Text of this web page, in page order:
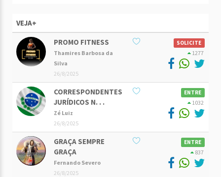
VEJA+
PROMO FITNESS
Thamires Barbosa da
Silva
26/8/2025
SOLICITE
1277
CORRESPONDENTES
JURÍDICOS N. . .
Zé Luiz
26/8/2025
ENTRE
1032
GRAÇA SEMPRE
GRAÇA
Fernando Severo
26/8/2025
ENTRE
837